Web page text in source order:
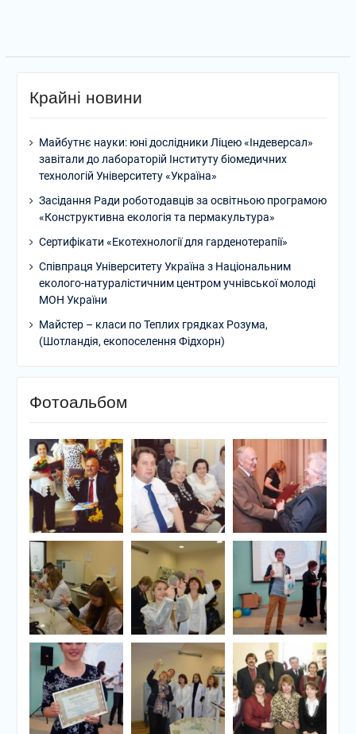
Крайні новини
Майбутнє науки: юні дослідники Ліцею «Індеверсал»
завітали до лабораторій Інституту біомедичних
технологій Університету «Україна»
Засідання Ради роботодавців за освітньою програмою
«Конструктивна екологія та пермакультура»
Сертифікати «Екотехнології для гарденотерапії»
Співпраця Університету Україна з Національним
еколого-натуралістичним центром учнівської молоді
МОН України
Майстер – класи по Теплих грядках Розума,
(Шотландія, екопоселення Фідхорн)
Фотоальбом